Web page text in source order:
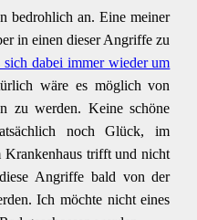
bedrohlich an. Eine meiner
in einen dieser Angriffe zu
sich dabei immer wieder um
wäre es möglich von
zu werden. Keine schöne
noch Glück, im
trifft und nicht
Angriffe bald von der
Ich möchte nicht eines